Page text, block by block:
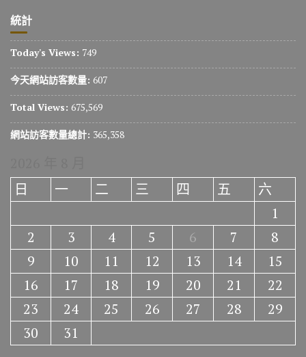
統計
Today's Views: 749
今天網站訪客數量: 607
Total Views: 675,569
網站訪客數量總計: 365,358
日
一 二 三 四 五
六
1
2
3 4 5 6 7
8
9
10 11 12 13 14
15
16
17 18 19 20 21
22
23
24 25 26 27 28
29
30
31